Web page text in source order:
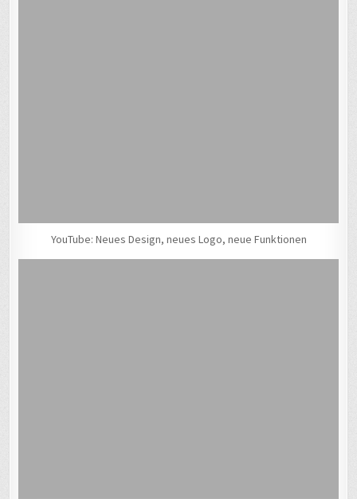
YouTube: Neues Design, neues Logo, neue Funktionen